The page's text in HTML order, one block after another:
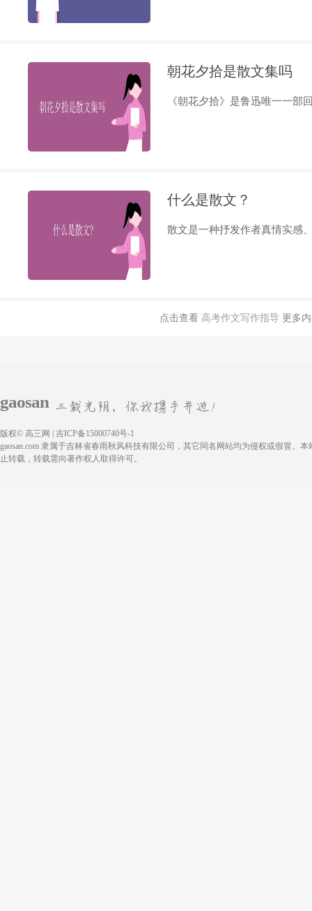
朝花夕拾是散文集吗
《朝花夕拾》是鲁迅唯一一部
什么是散文？
散文是一种抒发作者真情实感
点击查看 高考作文写作指导 更多
gaosan
版权© 高三网 | 吉ICP备15000740号-1
gaosan.com 隶属于吉林省春雨秋风科技有限公司，其它同名网站均为侵权或假冒。本
止转载，转载需向著作权人取得许可。